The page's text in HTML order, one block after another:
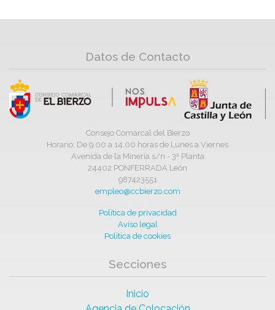
Datos de Contacto
Consejo Comarcal del Bierzo
Horario: De 9,00 a 14,00 horas de Lunes a Viernes
Avenida de la Minería s/n - 3ª Planta
24402 PONFERRADA León
987423551
empleo@ccbierzo.com
Política de privacidad
Aviso legal
Política de cookies
Secciones
Inicio